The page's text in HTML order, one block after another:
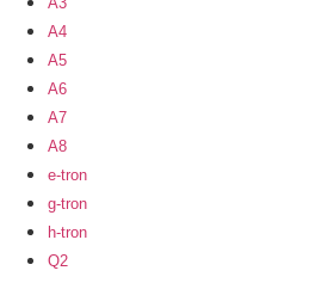
A4
A5
A6
A7
A8
e-tron
g-tron
h-tron
Q2